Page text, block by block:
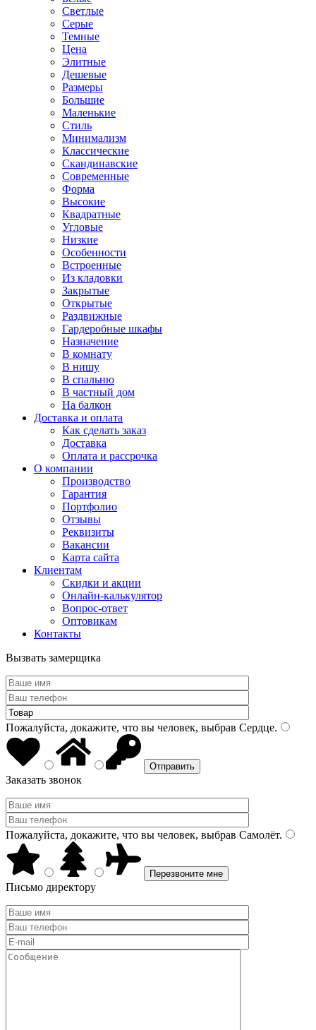
Светлые
Серые
Темные
Цена
Элитные
Дешевые
Размеры
Большие
Маленькие
Стиль
Минимализм
Классические
Скандинавские
Современные
Форма
Высокие
Квадратные
Угловые
Низкие
Особенности
Встроенные
Из кладовки
Закрытые
Открытые
Раздвижные
Гардеробные шкафы
Назначение
В комнату
В нишу
В спальню
В частный дом
На балкон
Доставка и оплата
Как сделать заказ
Доставка
Оплата и рассрочка
О компании
Производство
Гарантия
Портфолио
Отзывы
Реквизиты
Вакансии
Карта сайта
Клиентам
Скидки и акции
Онлайн-калькулятор
Вопрос-ответ
Оптовикам
Контакты
Вызвать замерщика
Пожалуйста, докажите, что вы человек, выбрав Сердце.
Заказать звонок
Пожалуйста, докажите, что вы человек, выбрав Самолёт.
Письмо директору